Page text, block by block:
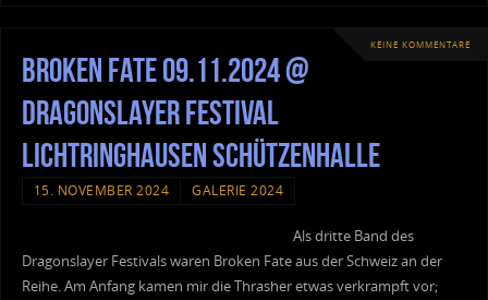
KEINE KOMMENTARE
Broken Fate 09.11.2024 @
Dragonslayer Festival
Lichtringhausen Schützenhalle
15. NOVEMBER 2024 GALERIE 2024
Als dritte Band des
Dragonslayer Festivals waren Broken Fate aus der Schweiz an der
Reihe. Am Anfang kamen mir die Thrasher etwas verkrampft vor;